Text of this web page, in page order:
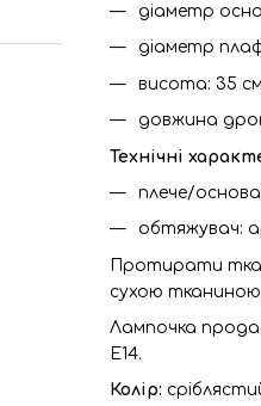
діаметр
діаметр
висота: 35
довжина
Технічні
плече/
обтяжувач:
Протирати
сухою
Лампочка
Е14.
Колір: